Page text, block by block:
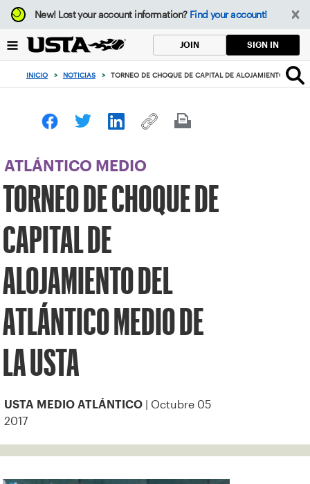
Enfoque
desde
botón
volver
principio
New!Lost your account information? Find your account!
JOIN SIGN IN
INICIO > NOTICIAS > TORNEO DE CHOQUE DE CAPITAL DE ALOJAMIENTO DEL
ATLÁNTICO MEDIO
TORNEO DE CHOQUE DE
CAPITAL DE
ALOJAMIENTO DEL
ATLÁNTICO MEDIO DE
LA USTA
USTA MEDIO ATLÁNTICO
| Octubre 05
2017